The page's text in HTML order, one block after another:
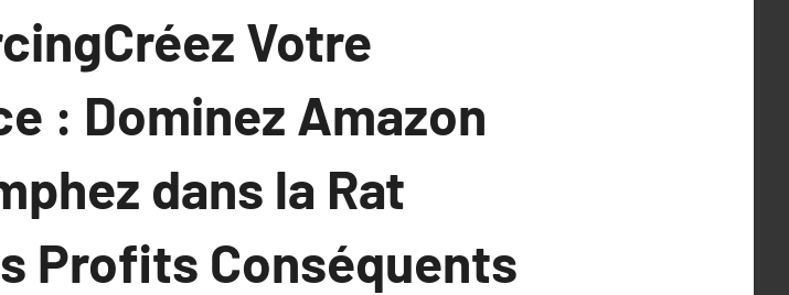
Votre
: Dominez Amazon
dans la Rat
Profits Conséquents